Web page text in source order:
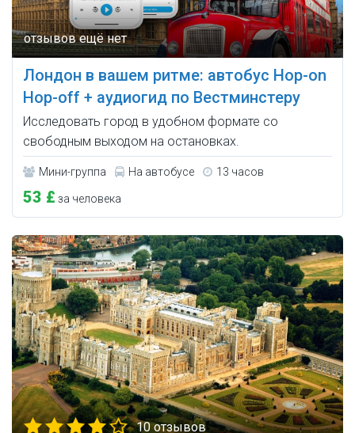
Лондон в вашем ритме: автобус Hop-on
Hop-off + аудиогид по Вестминстеру
Исследовать город в удобном формате со
свободным выходом на остановках.
Мини-группа На автобусе 13 часов
53 £ за человека
10 отзывов